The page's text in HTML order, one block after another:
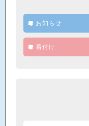
お知らせ
着付け